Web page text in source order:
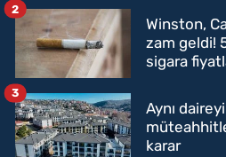
Winston,
zam geldi!
sigara
2
Aynı
karar
3